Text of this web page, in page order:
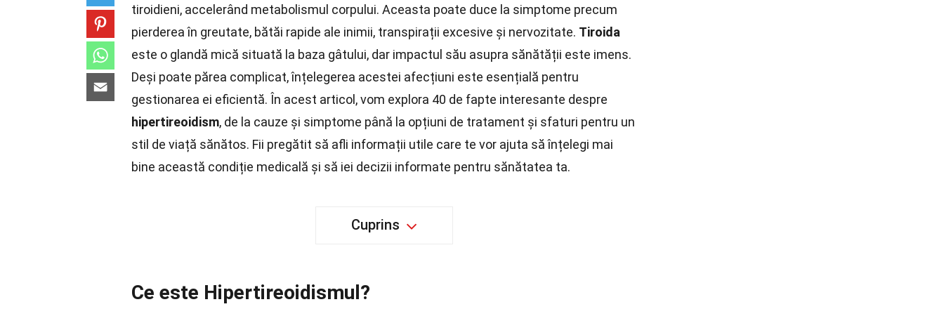
tiroidieni, accelerând metabolismul corpului. Aceasta poate duce la simptome precum
pierderea în greutate, bătăi rapide ale inimii, transpirații excesive și nervozitate. Tiroida
este o glandă mică situată la baza gâtului, dar impactul său asupra sănătății este imens.
Deși poate părea complicat, înțelegerea acestei afecțiuni este esențială pentru
gestionarea ei eficientă. În acest articol, vom explora 40 de fapte interesante despre
hipertireoidism, de la cauze și simptome până la opțiuni de tratament și sfaturi pentru un
stil de viață sănătos. Fii pregătit să afli informații utile care te vor ajuta să înțelegi mai
bine această condiție medicală și să iei decizii informate pentru sănătatea ta.
Cuprins
Ce este Hipertireoidismul?